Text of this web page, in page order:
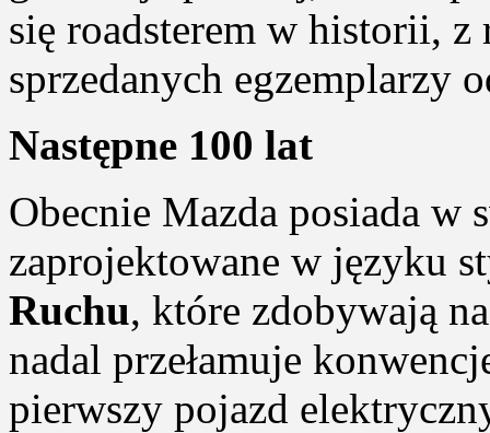
się roadsterem w historii,
sprzedanych egzemplarzy
Następne 100 lat
Obecnie Mazda posiada w
zaprojektowane w języku
Ruchu, które zdobywają
nadal przełamuje
pierwszy pojazd